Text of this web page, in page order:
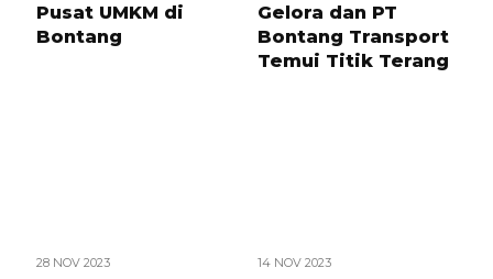
Pusat UMKM di
Bontang
Gelora dan PT
Bontang Transport
Temui Titik Terang
28 NOV 2023 14 NOV 2023